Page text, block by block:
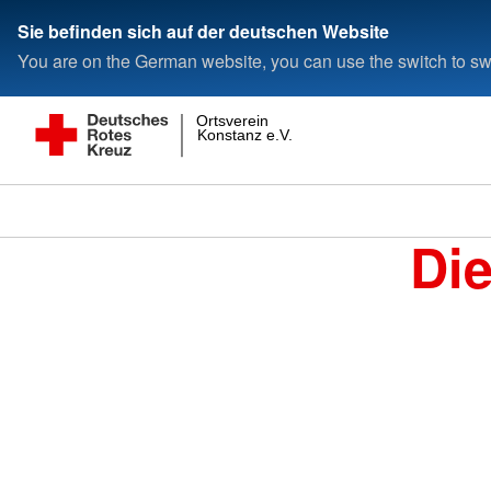
Sie befinden sich auf der deutschen Website
You are on the German website, you can use the switch to
Konstanz e.V.
Ortsverein